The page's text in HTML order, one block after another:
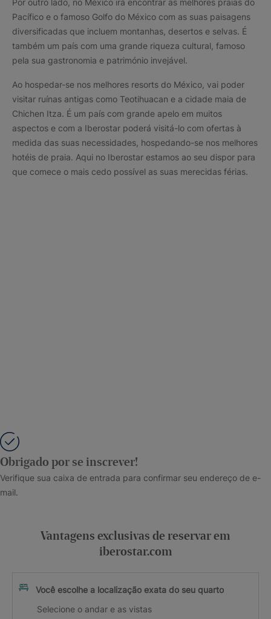
Por outro lado, no México irá encontrar as melhores praias do
Pacífico e o famoso Golfo do México com as suas paisagens
diversificadas que incluem montanhas, desertos e selvas. É
também um país com uma grande riqueza cultural, famoso
pela sua gastronomia e património invejável.
Ao hospedar-se nos melhores resorts do México, vai poder
visitar ruínas antigas como Teotihuacan e a cidade maia de
Chichen Itza. É um país com grande apelo em muitos
aspectos e com a Iberostar poderá visitá-lo com ofertas à
medida das suas necessidades, hospedando-se nos melhores
hotéis de praia. Aqui no Iberostar estamos ao seu dispor para
que comece o mais cedo possível as suas merecidas férias.
Obrigado por se inscrever!
Verifique sua caixa de entrada para confirmar seu endereço de e-
mail.
Vantagens exclusivas de reservar em
iberostar.com
Você escolhe a localização exata do seu quarto
Selecione o andar e as vistas